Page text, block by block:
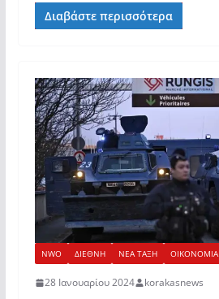
Διαβάστε περισσότερα
NWO ΔΙΕΘΝΗ ΝΕΑ ΤΑΞΗ ΟΙΚΟΝΟΜΙΑ
28 Ιανουαρίου 2024 korakasnews